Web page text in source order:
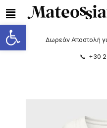
Ανοίξτε τη γραμμή εργαλείων
Δωρεάν Αποστολή
📞 +30